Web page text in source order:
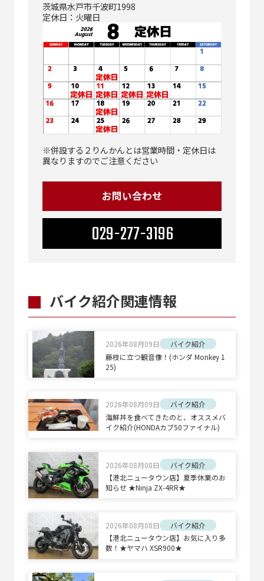
茨城県水戸市千波町1998
定休日：火曜日
※併設する２りんかんとは営業時間・定休日は
異なりますのでご注意ください
お問い合わせ
029-277-3196
バイク紹介関連情報
2026年08月09日
バイク紹介
藤枝に立つ観音像！(ホンダ Monkey 1
25)
2026年08月09日
バイク紹介
海鮮丼を食べてきたのと、オススメバ
イク紹介(HONDAカブ50ファイナル)
2026年08月08日
バイク紹介
【港北ニュータウン店】夏季休業のお
知らせ ★Ninja ZX-4RR★
2026年08月08日
バイク紹介
【港北ニュータウン店】お気に入り多
数！★ヤマハ XSR900★